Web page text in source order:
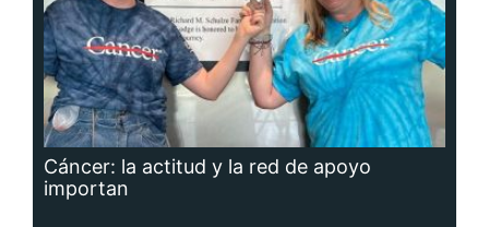
Cáncer: la actitud y la red de apoyo
importan